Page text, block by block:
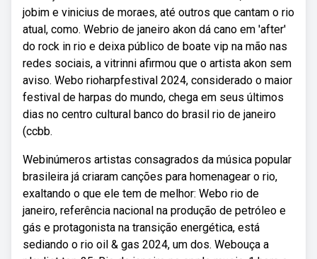
jobim e vinicius de moraes, até outros que cantam o rio
atual, como. Webrio de janeiro akon dá cano em 'after'
do rock in rio e deixa público de boate vip na mão nas
redes sociais, a vitrinni afirmou que o artista akon sem
aviso. Webo rioharpfestival 2024, considerado o maior
festival de harpas do mundo, chega em seus últimos
dias no centro cultural banco do brasil rio de janeiro
(ccbb.
Webinúmeros artistas consagrados da música popular
brasileira já criaram canções para homenagear o rio,
exaltando o que ele tem de melhor: Webo rio de
janeiro, referência nacional na produção de petróleo e
gás e protagonista na transição energética, está
sediando o rio oil & gas 2024, um dos. Webouça a